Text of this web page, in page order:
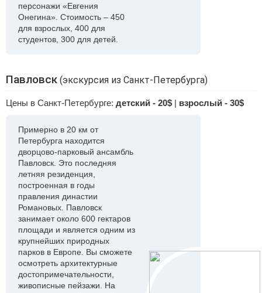
персонажи «Евгения
Онегина». Стоимость – 450
для взрослых, 400 для
студентов, 300 для детей.
Павловск (экскурсия из Санкт-Петербурга)
Цены в Санкт-Петербурге: детский - 20$ | взрослый - 30$
Примерно в 20 км от
Петербурга находится
дворцово-парковый ансамбль
Павловск. Это последняя
летняя резиденция,
построенная в годы
правления династии
Романовых. Павловск
занимает около 600 гектаров
площади и является одним из
крупнейших природных
парков в Европе. Вы сможете
осмотреть архитектурные
достопримечательности,
живописные пейзажи. На